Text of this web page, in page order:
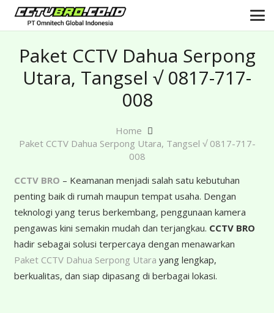
Paket CCTV Dahua Serpong
Utara, Tangsel √ 0817-717-
008
Home
Paket CCTV Dahua Serpong Utara, Tangsel √ 0817-717-
008
CCTV BRO – Keamanan menjadi salah satu kebutuhan
penting baik di rumah maupun tempat usaha. Dengan
teknologi yang terus berkembang, penggunaan kamera
pengawas kini semakin mudah dan terjangkau. CCTV BRO
hadir sebagai solusi terpercaya dengan menawarkan
Paket CCTV Dahua Serpong Utara yang lengkap,
berkualitas, dan siap dipasang di berbagai lokasi.